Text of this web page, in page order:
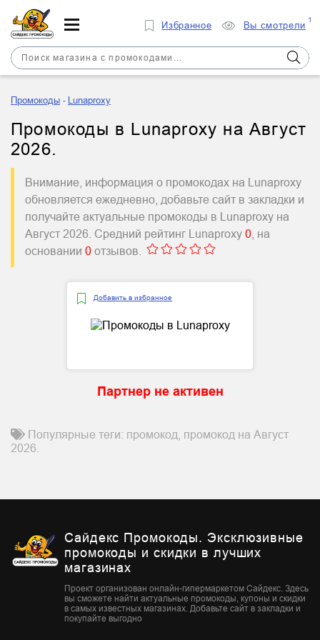
Промокоды Lunaproxy
Промокоды в Lunaproxy на Август
2026.
Внимание, информация о промокодах на Lunaproxy
обновляется ежедневно, добавьте сайт в закладки и
получайте актуальные промокоды в Lunaproxy на
Август 2026. Средний рейтинг Lunaproxy 0 , на
основании 0 отзывов.
Добавить в избранное
Партнер не активен
Популярные теги: промокод, промокод на Август
2026.
Сайдекс Промокоды. Эксклюзивные
промокоды и скидки в лучших
магазинах
Проект организован онлайн-гипермаркетом Сайдекс. Здесь
вы сможете найти актуальные промокоды, купоны и скидки
в самых известных магазинах. Добавьте сайт в закладки и
покупайте выгодно
Избранное Вы смотрели
1